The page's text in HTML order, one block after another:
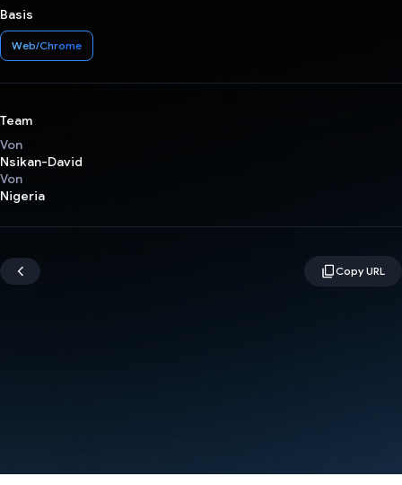
Basis
Web/Chrome
Team
Von
Nsikan-David
Von
Nigeria